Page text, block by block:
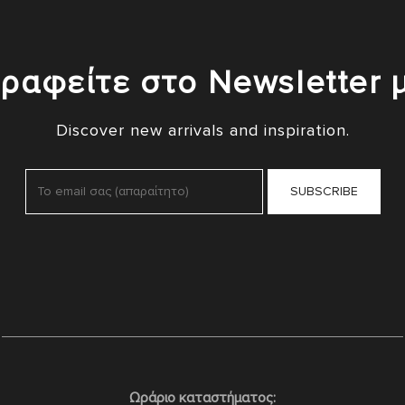
στο Newsletter
Discover new arrivals and inspiration.
Ωράριο καταστήματος: